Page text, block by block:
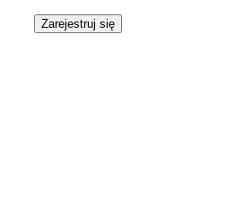
Zarejestruj się